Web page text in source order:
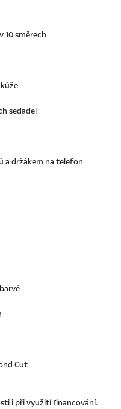
10 směrech
sedadel
a držákem na telefon
Cut
i při využití financování.